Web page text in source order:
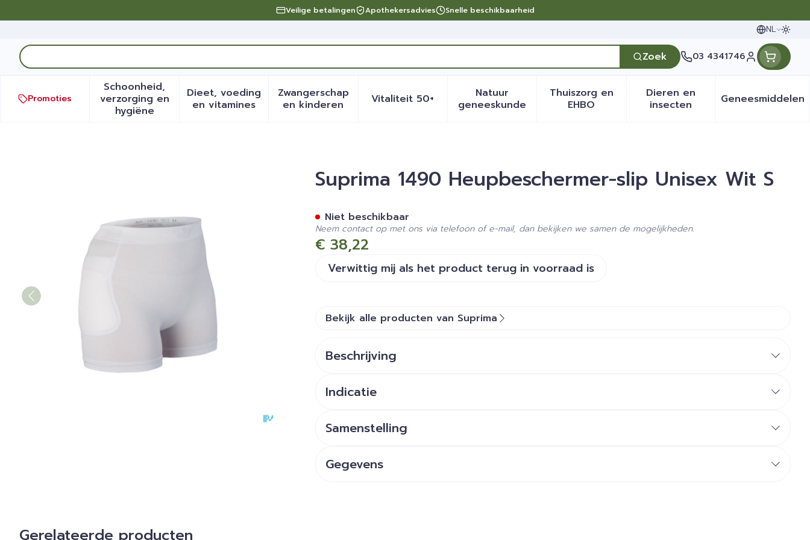
Veilige betalingen Apothekersadvies Snelle beschikbaarheid
NL
Talen
Product, merk, categorie...
Zoek 03 4341746
Klant menu
Promoties
Schoonheid,
verzorging en
hygiëneToon submenu voor Schoonheid, verzorging en hygiëne categorie
Dieet, voeding
en vitamines
Toon submenu voor Dieet, voeding en vitamines categorie
Zwangerschap
en kinderenToon submenu voor Zwangerschap en kinderen categorie
Vitaliteit 50+Toon submenu voor Vitaliteit 50+ categorie
Natuur
geneeskundeToon submenu voor Natuur geneeskunde categorie
Thuiszorg en
EHBOToon submenu voor Thuiszorg en EHBO
Dieren en
insectenToon submenu voor
Geneesmiddelen
Toon
Suprima 1490 Heupbeschermer-slip Unisex Wit SSuprima 1490 Heupbeschermer-slip Unisex Wit S
€ 38,22
Verwittig mij als het product terug in voorraad is
Niet beschikbaar
Neem contact op met ons via telefoon of e-mail, dan bekijken we samen de mogelijkheden.
Bekijk alle producten van Suprima
Beschrijving
Indicatie
Samenstelling
Gegevens
Gerelateerde producten